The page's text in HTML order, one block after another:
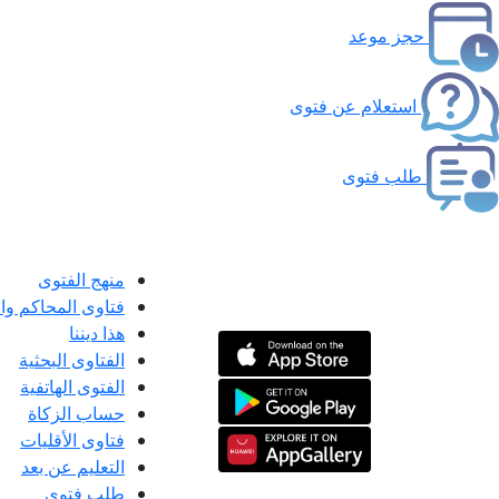
حجز موعد
استعلام عن فتوى
طلب فتوى
منهج الفتوى
فتاوى المحاكم
هذا ديننا
الفتاوى البحثية
الفتوى الهاتفية
حساب الزكاة
فتاوى الأقليات
التعليم عن بعد
طلب فتوى